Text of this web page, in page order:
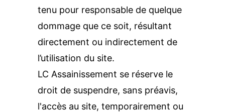
tenu pour responsable de quelque
dommage que ce soit, résultant
directement ou indirectement de
l’utilisation du site.
LC Assainissement se réserve le
droit de suspendre, sans préavis,
l'accès au site, temporairement ou